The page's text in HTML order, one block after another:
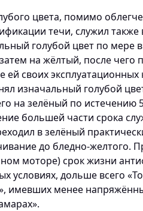
цвета, помимо
течи, служил также
голубой цвет по мере
на жёлтый, после чего
своих эксплуатационных
изначальный голубой
на зелёный по истечению
большей части срока
в зелёный
до бледно-желтого.
моторе) срок жизни
условиях, дольше всего
имевших менее